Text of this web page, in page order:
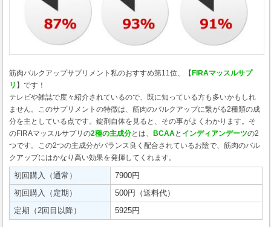
筋肉バルクアップサプリメント私のおすすめ第11位、【 FIRAマッスルサプ
リ 】です！
テレビや雑誌で度々紹介されているので、既に知っている方も多いかもしれ
ません。このサプリメントの特徴は、筋肉のバルクアップに繋がる2種類の成
分を主としている点です。錠剤自体を見ると、その事がよくわかります。そ
のFIRAマッスルサプリの2種の主成分とは、 BCAAと インディアンデーツの2
つです。この2つの主成分がバランス良く配合されているお陰で、筋肉のバル
クアップにはかなり高い効果を発揮してくれます。
初回購入（通常）
7900円
初回購入（定期）
500円（送料代）
定期（2回目以降）
5925円